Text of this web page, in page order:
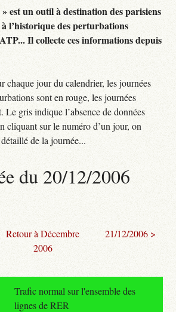
est un outil à destination des parisiens
l’historique des perturbations
Il collecte ces informations depuis
chaque jour du calendrier, les journées
sont en rouge, les journées
Le gris indique l’absence de données
cliquant sur le numéro d’un jour, on
de la journée...
du 20/12/2006
Retour à Décembre
2006
21/12/2006 >
Trafic normal sur l'ensemble des
lignes de RER